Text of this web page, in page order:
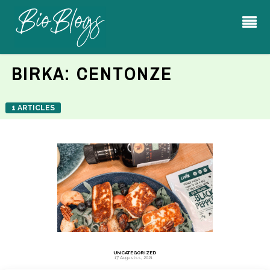
BIRKA: CENTONZE
1 ARTICLES
UNCATEGORIZED
17 Augustss, 2021